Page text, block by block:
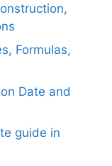
Formulas,
Date and
guide in